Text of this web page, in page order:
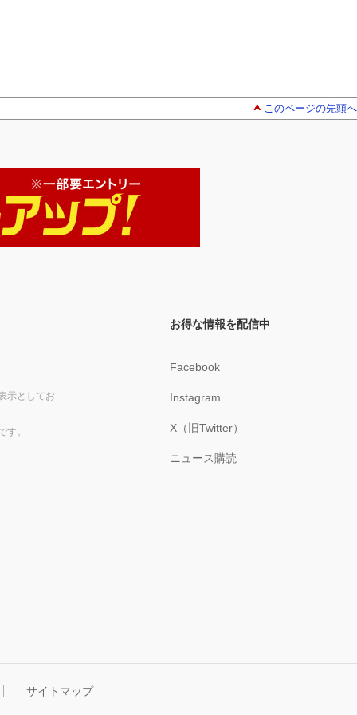
このページの先頭へ
示としてお
す。
お得な情報を配信中
Facebook
Instagram
X（旧Twitter）
ニュース購読
サイトマップ